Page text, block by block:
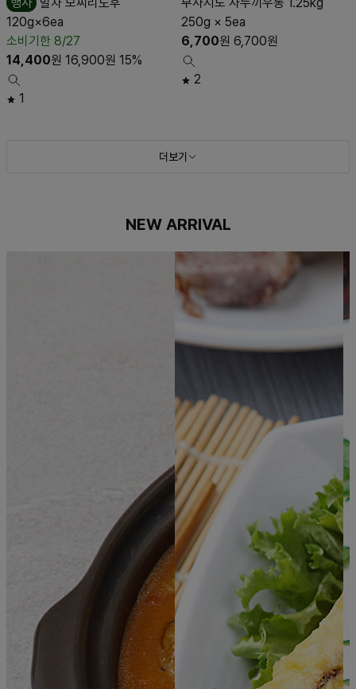
120g×6ea
소비기한 8/27
14,400원 16,900원 15%
1
250g × 5ea
6,700원 6,700원
2
더보기
NEW ARRIVAL